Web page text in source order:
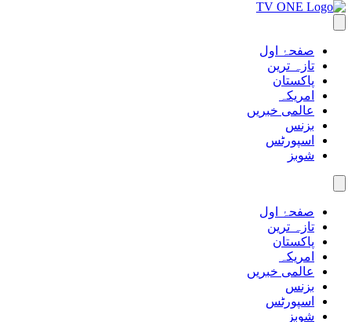
صفحۂ اول
تازہ ترین
پاکستان
امریکہ
عالمی خبریں
بزنس
اسپورٹس
شوبز
صفحۂ اول
تازہ ترین
پاکستان
امریکہ
عالمی خبریں
بزنس
اسپورٹس
شوبز